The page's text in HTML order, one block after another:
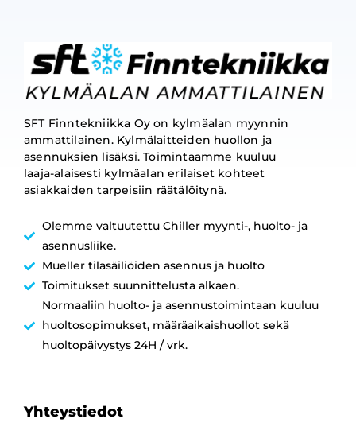
SFT Finntekniikka Oy on kylmäalan myynnin
ammattilainen. Kylmälaitteiden huollon ja
asennuksien lisäksi. Toimintaamme kuuluu
laaja-alaisesti kylmäalan erilaiset kohteet
asiakkaiden tarpeisiin räätälöitynä.
Olemme valtuutettu Chiller myynti-, huolto- ja
asennusliike.
Mueller tilasäiliöiden asennus ja huolto
Toimitukset suunnittelusta alkaen.
Normaaliin huolto- ja asennustoimintaan kuuluu
huoltosopimukset, määräaikaishuollot sekä
huoltopäivystys 24H / vrk.
Yhteystiedot